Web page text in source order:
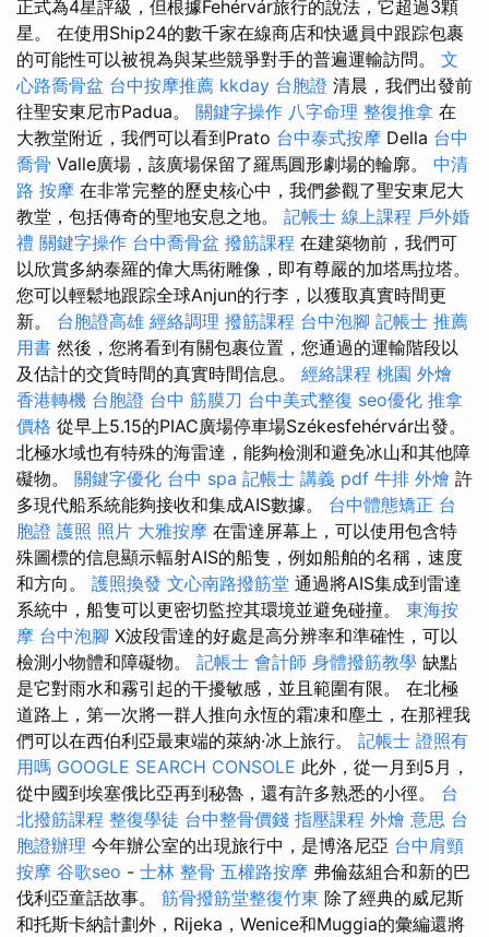
正式為4星評級，但根據Fehérvár旅行的說法，它超過3顆
星。 在使用Ship24的數千家在線商店和快遞員中跟踪包裹
的可能性可以被視為與某些競爭對手的普遍運輸訪問。 文
心路喬骨盆 台中按摩推薦 kkday 台胞證 清晨，我們出發前
往聖安東尼市Padua。 關鍵字操作 八字命理 整復推拿 在
大教堂附近，我們可以看到Prato 台中泰式按摩 Della 台中
喬骨 Valle廣場，該廣場保留了羅馬圓形劇場的輪廓。 中清
路 按摩 在非常完整的歷史核心中，我們參觀了聖安東尼大
教堂，包括傳奇的聖地安息之地。 記帳士 線上課程 戶外婚
禮 關鍵字操作 台中喬骨盆 撥筋課程 在建築物前，我們可
以欣賞多納泰羅的偉大馬術雕像，即有尊嚴的加塔馬拉塔。
您可以輕鬆地跟踪全球Anjun的行李，以獲取真實時間更
新。 台胞證高雄 經絡調理 撥筋課程 台中泡腳 記帳士 推薦
用書 然後，您將看到有關包裹位置，您通過的運輸階段以
及估計的交貨時間的真實時間信息。 經絡課程 桃園 外燴
香港轉機 台胞證 台中 筋膜刀 台中美式整復 seo優化 推拿
價格 從早上5.15的PIAC廣場停車場Székesfehérvár出發。
北極水域也有特殊的海雷達，能夠檢測和避免冰山和其他障
礙物。 關鍵字優化 台中 spa 記帳士 講義 pdf 牛排 外燴 許
多現代船系統能夠接收和集成AIS數據。 台中體態矯正 台
胞證 護照 照片 大雅按摩 在雷達屏幕上，可以使用包含特
殊圖標的信息顯示輻射AIS的船隻，例如船舶的名稱，速度
和方向。 護照換發 文心南路撥筋堂 通過將AIS集成到雷達
系統中，船隻可以更密切監控其環境並避免碰撞。 東海按
摩 台中泡腳 X波段雷達的好處是高分辨率和準確性，可以
檢測小物體和障礙物。 記帳士 會計師 身體撥筋教學 缺點
是它對雨水和霧引起的干擾敏感，並且範圍有限。 在北極
道路上，第一次將一群人推向永恆的霜凍和塵土，在那裡我
們可以在西伯利亞最東端的萊納·冰上旅行。 記帳士 證照有
用嗎 GOOGLE SEARCH CONSOLE 此外，從一月到5月，
從中國到埃塞俄比亞再到秘魯，還有許多熟悉的小徑。 台
北撥筋課程 整復學徒 台中整骨價錢 指壓課程 外燴 意思 台
胞證辦理 今年辦公室的出現旅行中，是博洛尼亞 台中肩頸
按摩 谷歌seo - 士林 整骨 五權路按摩 弗倫茲組合和新的巴
伐利亞童話故事。 筋骨撥筋堂整復竹東 除了經典的威尼斯
和托斯卡納計劃外，Rijeka，Wenice和Muggia的彙編還將